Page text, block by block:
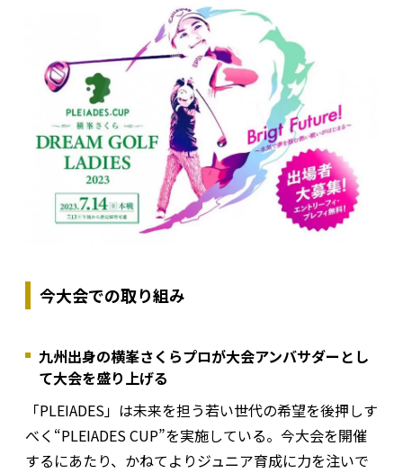
今大会での取り組み
九州出身の横峯さくらプロが大会アンバサダーとし
て大会を盛り上げる
「PLEIADES」は未来を担う若い世代の希望を後押しす
べく“PLEIADES CUP”を実施している。今大会を開催
するにあたり、かねてよりジュニア育成に力を注いで